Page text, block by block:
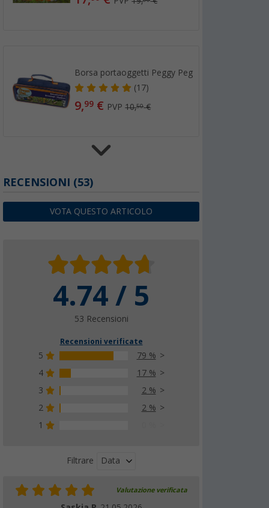
Borsa portaoggetti Peggy Peg
(17)
9,99 € PVP10,50€
Piasta di ancoraggio Peggy Peg Uni 4 pezzi
10,99€
aluminio
(84)
7, 99€
RECENSIONI (53)
VOTA QUESTO ARTICOLO
4.74 / 5
53 Recensioni
Recensioni verificate
5
79 %
4
17 %
3
2 %
2
2 %
1
Filtrare Data
Valutazione verificata